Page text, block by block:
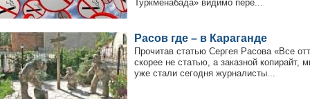
Туркменабада» видимо пере...
Расов где – в Караганде
Прочитав статью Сергея Расова «Все
скорее не статью, а заказной копирайт,
уже стали сегодня журналисты...